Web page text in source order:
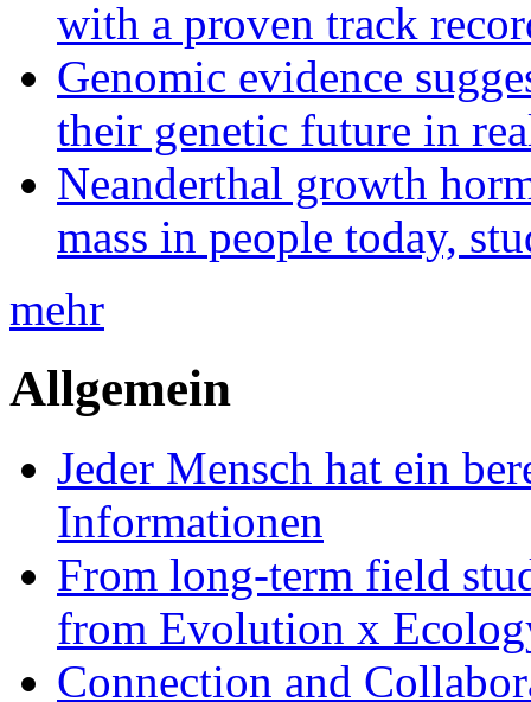
with a proven track
Genomic evidence
their genetic future in
Neanderthal growth
mass in people today,
mehr
Allgemein
Jeder Mensch hat ein
Informationen
From long-term field
from Evolution x
Connection and